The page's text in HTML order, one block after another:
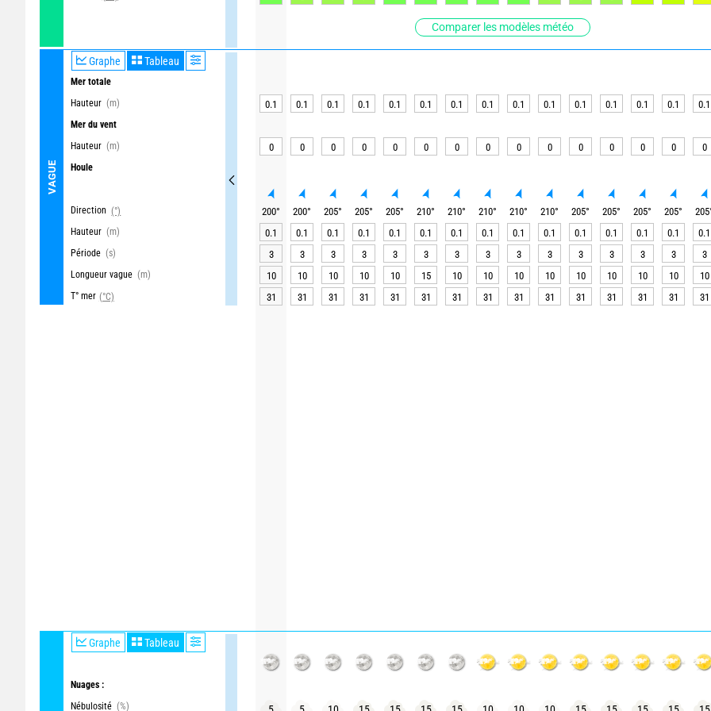
Comparer les modèles météo
VAGUE
Graphe Tableau
Mer totale
Hauteur (m)
Mer du vent
Hauteur (m)
Houle
Direction (°)
Hauteur (m)
Période (s)
Longueur vague (m)
T° mer (°C)
Graphe Tableau
Nuages :
Nébulosité (%)
0.1 0.1 0.1 0.1 0.1 0.1 0.1 0.1 0.1 0.1 0.1 0.1 0.1 0.1 0.1
0 0 0 0 0 0 0 0 0 0 0 0 0 0 0
200° 200° 205° 205° 205° 210° 210° 210° 210° 210° 205° 205° 205° 205° 205
0.1
0.1 0.1 0.1 0.1 0.1 0.1 0.1 0.1 0.1 0.1 0.1 0.1 0.1 0.1
3
3 3 3 3 3 3 3 3 3 3 3 3 3 3
10
10 10 10 10 15 10 10 10 10 10 10 10 10 10
31
31 31 31 31 31 31 31 31 31 31 31 31 31 31